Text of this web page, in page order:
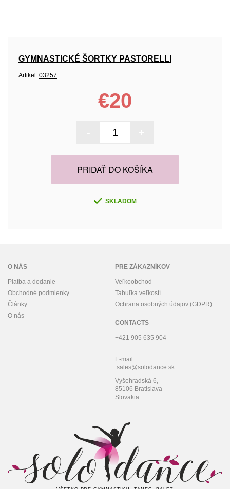
GYMNASTICKÉ ŠORTKY PASTORELLI
Artikel: 03257
€20
PRIDAŤ DO KOŠÍKA
SKLADOM
O NÁS
Platba a dodanie
Obchodné podmienky
Články
O nás
PRE ZÁKAZNÍKOV
Veľkoobchod
Tabuľka veľkostí
Ochrana osobných údajov (GDPR)
CONTACTS
+421 905 635 904
E-mail:
sales@solodance.sk
Vyšehradská 6,
85106 Bratislava
Slovakia